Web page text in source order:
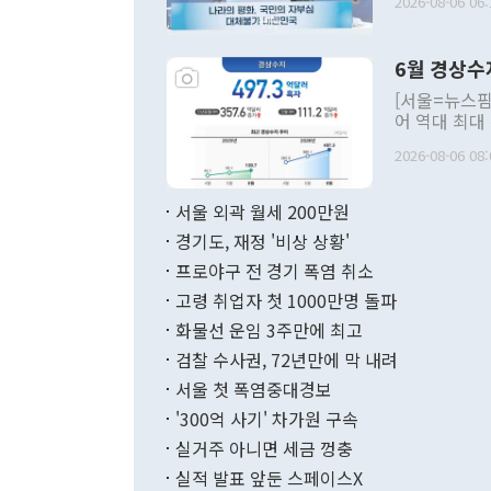
발언 중에는
주의적 희망
관의 대북
관 부처 장
관의 무리한
다. [정동영 통일부 장관이 지난달 23일 오후 서울 종로구 정부서울청사에
무너졌다고
함께 4자 대
6월 경상
[서울=뉴스
어 역대 최
료=한국은행] 한국은행이 6일 발표한 '2026년 6월 국제수지(잠정)'
며 월간 기
196.9% 급
수출은
2026-08-06
서울 외곽 월세 200만원
경기도, 재정 '비상 상황'
프로야구 전 경기 폭염 취소
고령 취업자 첫 1000만명 돌파
화물선 운임 3주만에 최고
검찰 수사권, 72년만에 막 내려
서울 첫 폭염중대경보
'300억 사기' 차가원 구속
실거주 아니면 세금 껑충
실적 발표 앞둔 스페이스X